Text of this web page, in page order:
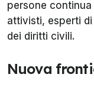
persone
attivisti, esperti
dei diritti civili.
Nuova